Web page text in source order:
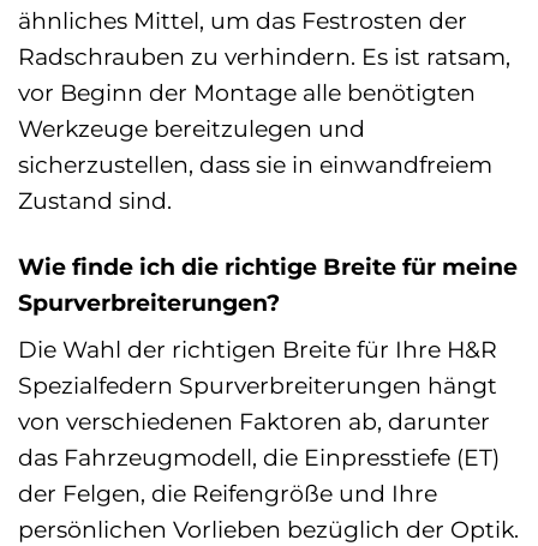
ähnliches Mittel, um das Festrosten der
Radschrauben zu verhindern. Es ist ratsam,
vor Beginn der Montage alle benötigten
Werkzeuge bereitzulegen und
sicherzustellen, dass sie in einwandfreiem
Zustand sind.
Wie finde ich die richtige Breite für meine
Spurverbreiterungen?
Die Wahl der richtigen Breite für Ihre H&R
Spezialfedern Spurverbreiterungen hängt
von verschiedenen Faktoren ab, darunter
das Fahrzeugmodell, die Einpresstiefe (ET)
der Felgen, die Reifengröße und Ihre
persönlichen Vorlieben bezüglich der Optik.